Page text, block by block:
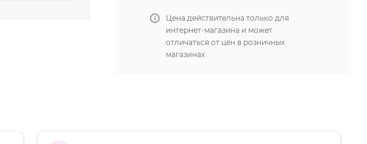
Цена действительна только для
интернет-магазина и может
отличаться от цен в розничных
магазинах